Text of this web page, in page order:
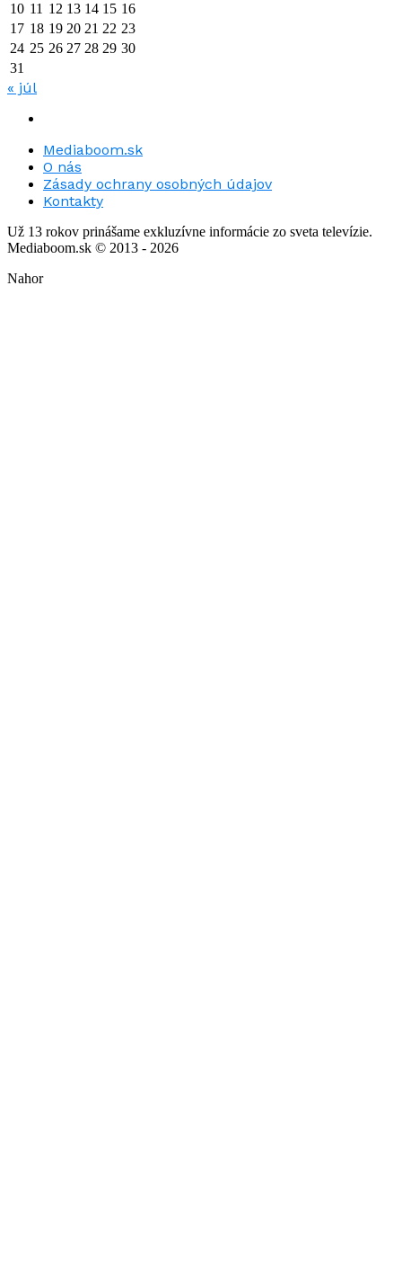
10 11 12 13 14 15 16
17 18 19 20 21 22 23
24 25 26 27 28 29 30
31
« júl
Mediaboom.sk
O nás
Zásady ochrany osobných údajov
Kontakty
Už 13 rokov prinášame exkluzívne informácie zo sveta televízie.
Mediaboom.sk © 2013 - 2026
Nahor